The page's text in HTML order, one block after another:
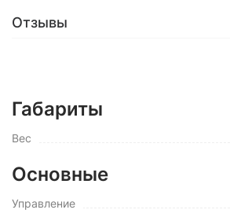
Отзывы
Габариты
Вес
Основные
Управление